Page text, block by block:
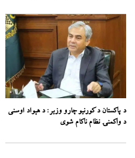
د پاکستان د کورنیو چارو وزیر: د هېواد اوسنی
د واکمنۍ نظام ناکام شوی